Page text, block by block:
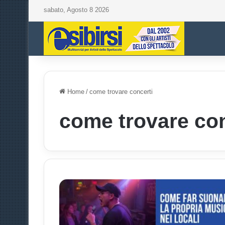
sabato, Agosto 8 2026
Home / come trovare concerti
come trovare